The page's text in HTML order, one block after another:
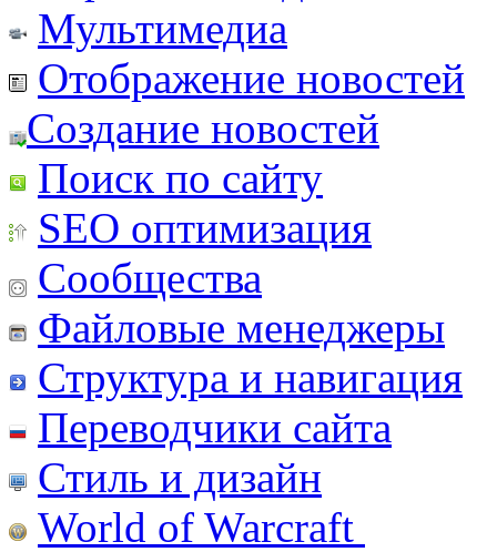
Мультимедиа
Отображение новостей
Создание новостей
Поиск по сайту
SEO оптимизация
Сообщества
Файловые менеджеры
Структура и навигация
Переводчики сайта
Стиль и дизайн
World of Warcraft